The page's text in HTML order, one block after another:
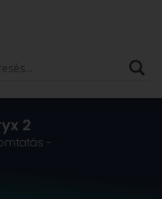
2
-